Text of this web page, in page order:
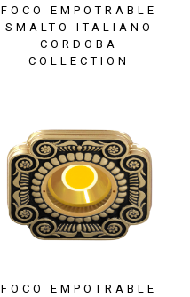
FOCO EMPOTRABLE
SMALTO ITALIANO
CORDOBA
COLLECTION
FOCO EMPOTRABLE